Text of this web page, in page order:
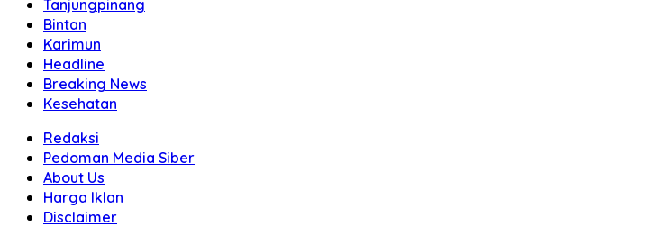
Tanjungpinang
Bintan
Karimun
Headline
Breaking News
Kesehatan
Redaksi
Pedoman Media Siber
About Us
Harga Iklan
Disclaimer